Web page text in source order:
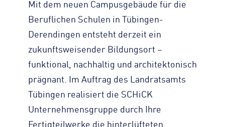
Mit dem neuen Campusgebäude für die
Beruflichen Schulen in Tübingen-
Derendingen entsteht derzeit ein
zukunftsweisender Bildungsort –
funktional, nachhaltig und architektonisch
prägnant. Im Auftrag des Landratsamts
Tübingen realisiert die SCHiCK
Unternehmensgruppe durch Ihre
Fertigteilwerke die hinterlüfteten